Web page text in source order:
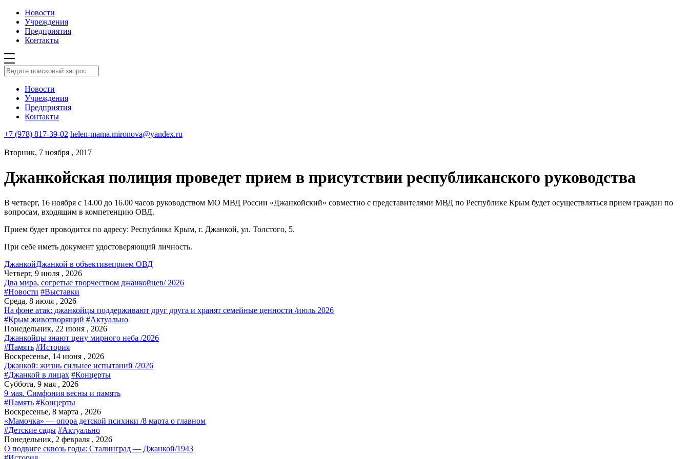
Новости
Учреждения
Предприятия
Контакты
Новости
Учреждения
Предприятия
Контакты
+7 (978) 817-39-02 helen-mama.mironova@yandex.ru
Вторник, 7 ноября , 2017
Джанкойская полиция проведет прием в присутствии республиканского руководства
В четверг, 16 ноября с 14.00 до 16.00 часов руководством МО МВД России «Джанкойский» совместно с представителями МВД по Республике Крым будет осуществляться прием граждан по
вопросам, входящим в компетенцию ОВД.
Прием будет проводится по адресу: Республика Крым, г. Джанкой, ул. Толстого, 5.
При себе иметь документ удостоверяющий личность.
ДжанкойДжанкой в объективеприем ОВД
Четверг, 9 июля , 2026
Два мира, согретые творчеством джанкойцев/ 2026
#Новости #Выставки
Среда, 8 июля , 2026
На фоне атак: джанкойцы поддерживают друг друга и хранят семейные ценности /июль 2026
#Крым животворящий #Актуально
Понедельник, 22 июня , 2026
Джанкойцы знают цену мирного неба /2026
#Память #История
Воскресенье, 14 июня , 2026
Джанкой: жизнь сильнее испытаний /2026
#Джанкой в лицах #Концерты
Суббота, 9 мая , 2026
9 мая. Симфония весны и память
#Память #Концерты
Воскресенье, 8 марта , 2026
«Мамочка» — опора детской психики /8 марта о главном
#Детские сады #Актуально
Понедельник, 2 февраля , 2026
О подвиге сквозь годы: Сталинград — Джанкой/1943